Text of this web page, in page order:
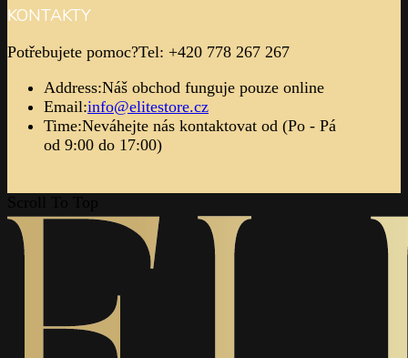
KONTAKTY
Potřebujete pomoc?Tel: +420 778 267 267
Address:Náš obchod funguje pouze online
Email:info@elitestore.cz
Time:Neváhejte nás kontaktovat od (Po - Pá
od 9:00 do 17:00)